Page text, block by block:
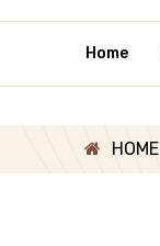
Home
HOME